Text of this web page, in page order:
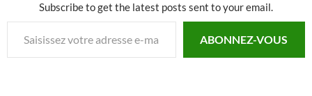
Subscribe to get the latest posts sent to your email.
Saisissez votre adresse e-mail…
ABONNEZ-VOUS